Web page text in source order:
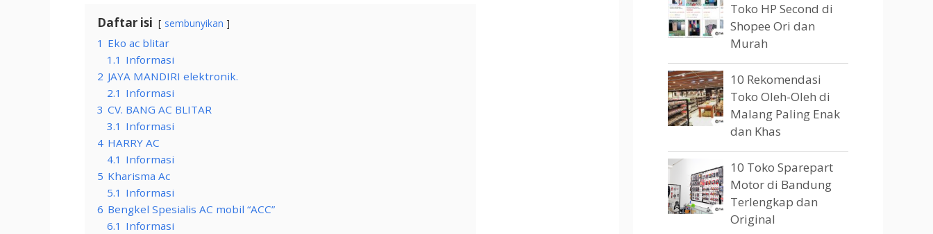
Daftar isi sembunyikan
1 Eko ac blitar
1.1 Informasi
2 JAYA MANDIRI elektronik.
2.1 Informasi
3 CV. BANG AC BLITAR
3.1 Informasi
4 HARRY AC
4.1 Informasi
5 Kharisma Ac
5.1 Informasi
6 Bengkel Spesialis AC mobil “ACC”
6.1 Informasi
Toko HP Second di
Shopee Ori dan
Murah
10 Rekomendasi
Toko Oleh-Oleh di
Malang Paling Enak
dan Khas
10 Toko Sparepart
Motor di Bandung
Terlengkap dan
Original